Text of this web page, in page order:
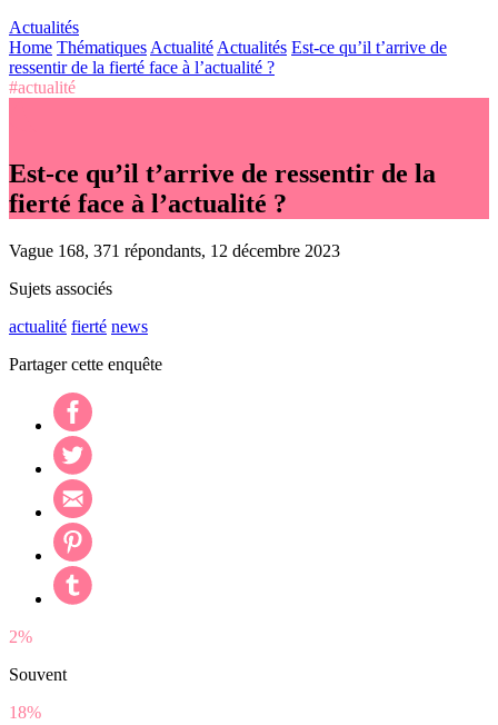
Actualités
Home Thématiques Actualité Actualités Est-ce qu’il t’arrive de
ressentir de la fierté face à l’actualité ?
#actualité
Est-ce qu’il t’arrive de ressentir de la
fierté face à l’actualité ?
Vague 168, 371 répondants, 12 décembre 2023
Sujets associés
actualité fierté news
Partager cette enquête
2%
Souvent
18%